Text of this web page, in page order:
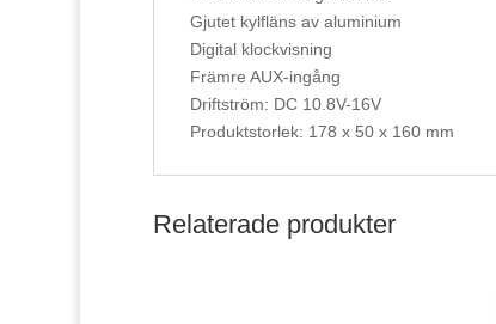
Gjutet kylfläns av aluminium
Digital klockvisning
Främre AUX-ingång
Driftström: DC 10.8V-16V
Produktstorlek: 178 x 50 x 160 mm
Relaterade produkter